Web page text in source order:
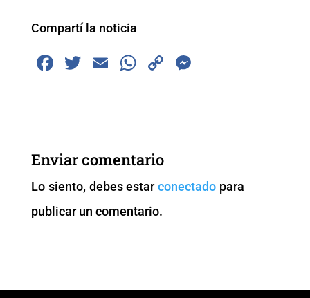
Compartí la noticia
F
b
o
o
k
T
E
W
A
p
p
C
k
er
Enviar comentario
Lo siento, debes estarconectado para
publicar un comentario.